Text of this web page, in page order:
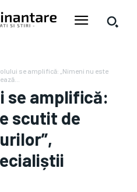
se amplifică: „Nimeni nu este
se amplifică:
scutit de